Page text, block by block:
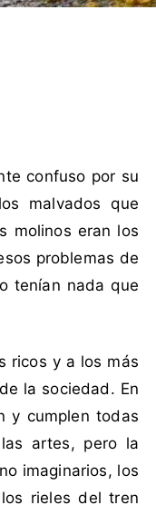
confuso por su
malvados que
molinos eran los
problemas de
tenían nada que
ricos y a los más
la sociedad. En
y cumplen todas
artes, pero la
imaginarios, los
rieles del tren